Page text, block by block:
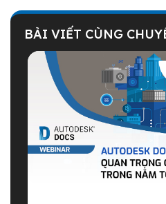
BÀI VIẾT CÙNG